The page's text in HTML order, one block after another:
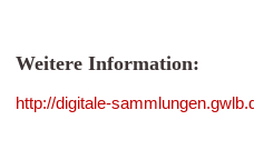
Weitere Information:
http://digitale-